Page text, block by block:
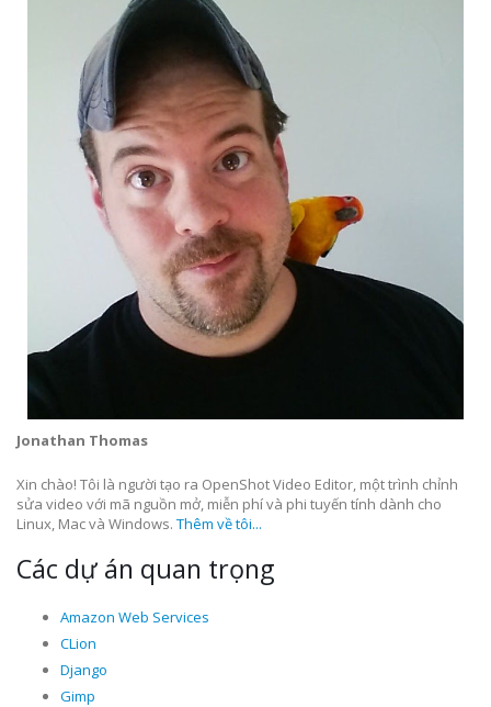
Jonathan Thomas
Xin chào! Tôi là người tạo ra OpenShot Video Editor, một trình chỉnh
sửa video với mã nguồn mở, miễn phí và phi tuyến tính dành cho
Linux, Mac và Windows. Thêm về tôi...
Các dự án quan trọng
Amazon Web Services
CLion
Django
Gimp